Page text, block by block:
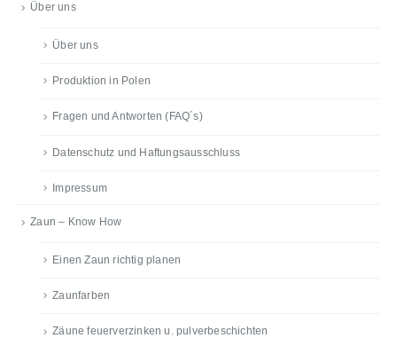
Über uns
Über uns
Produktion in Polen
Fragen und Antworten (FAQ´s)
Datenschutz und Haftungsausschluss
Impressum
Zaun – Know How
Einen Zaun richtig planen
Zaunfarben
Zäune feuerverzinken u. pulverbeschichten